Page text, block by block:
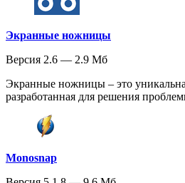
Экранные ножницы
Версия 2.6 — 2.9 Мб
Экранные ножницы – это
разработанная для решения
Monosnap